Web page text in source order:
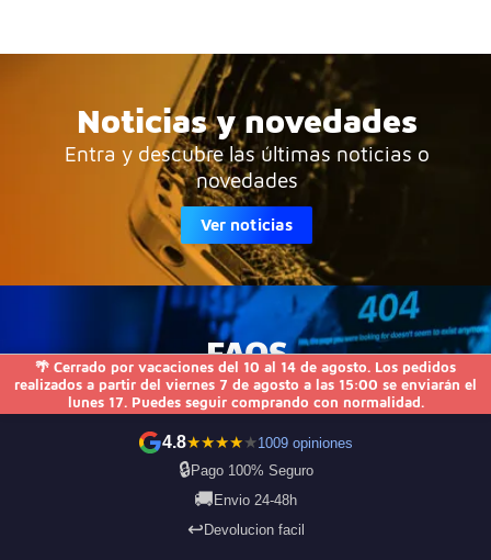
🌴 Cerrado por vacaciones del 10 al 14 de agosto. Los pedidos
realizados a partir del viernes 7 de agosto a las 15:00 se enviarán el
lunes 17. Puedes seguir comprando con normalidad.
4.8★★★★★1009 opiniones
🔒Pago 100% Seguro
🚚 Envio 24-48h
↩️ Devolucion facil
Noticias y novedades
Entra y descubre las últimas noticias o
novedades
Ver noticias
FAQS
Resuelve todas tus dudas